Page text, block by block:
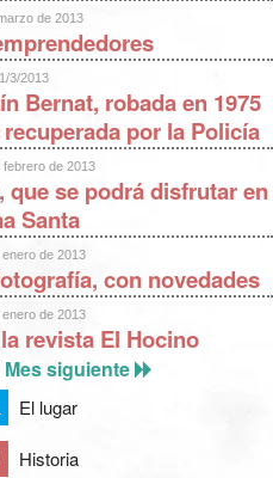
de 2013
3/2013
Bernat, robada en 1975
por la Policía
de 2013
se podrá disfrutar en
Santa
de 2013
con novedades
de 2013
revista El Hocino
Mes siguiente
El lugar
Historia